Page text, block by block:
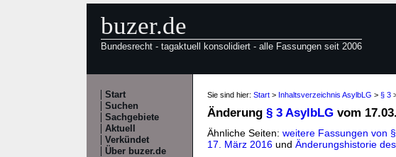
buzer.de
Bundesrecht - tagaktuell konsolidiert - alle Fassungen seit 2006
Start
Suchen
Sachgebiete
Aktuell
Verkündet
Über buzer.de
Sie sind hier: Start > Inhaltsverzeichnis AsylbLG > § 3
Änderung § 3 AsylbLG vom
Ähnliche Seiten: weitere Fassungen von
17. März 2016 und Änderungshistorie